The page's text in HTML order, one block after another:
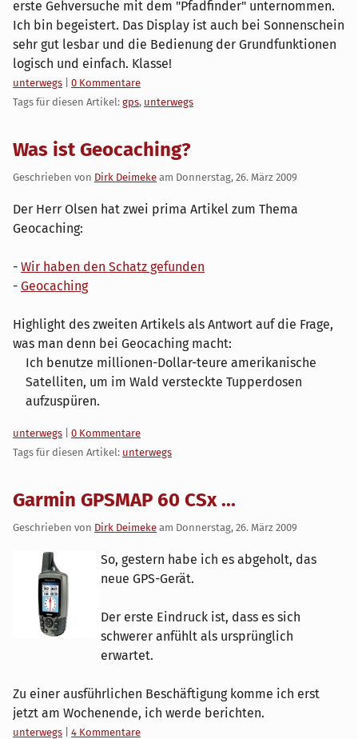
erste Gehversuche mit dem "Pfadfinder" unternommen.
Ich bin begeistert. Das Display ist auch bei Sonnenschein
sehr gut lesbar und die Bedienung der Grundfunktionen
logisch und einfach. Klasse!
Kategorien:
unterwegs
0 Kommentare
Tags für diesen Artikel: gps, unterwegs
Was ist Geocaching?
Geschrieben von Dirk Deimeke am Donnerstag, 26. März 2009
Der Herr Olsen hat zwei prima Artikel zum Thema
Geocaching:
- Wir haben den Schatz gefunden
- Geocaching
Highlight des zweiten Artikels als Antwort auf die Frage,
was man denn bei Geocaching macht:
Ich benutze millionen-Dollar-teure amerikanische
Satelliten, um im Wald versteckte Tupperdosen
aufzuspüren.
Kategorien:
unterwegs
0 Kommentare
Tags für diesen Artikel: unterwegs
Garmin GPSMAP 60 CSx ...
Geschrieben von Dirk Deimeke am Donnerstag, 26. März 2009
So, gestern habe ich es abgeholt, das
neue GPS-Gerät.
Der erste Eindruck ist, dass es sich
schwerer anfühlt als ursprünglich
erwartet.
Zu einer ausführlichen Beschäftigung komme ich erst
jetzt am Wochenende, ich werde berichten.
Kategorien:
unterwegs
4 Kommentare